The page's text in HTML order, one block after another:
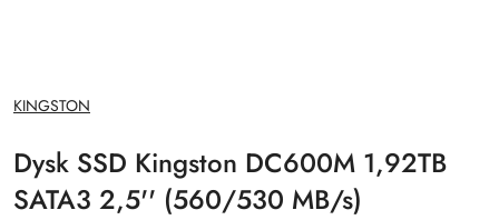
NAZWA
PRODUCENTA:
KINGSTON
Dysk SSD Kingston DC600M 1,92TB
SATA3 2,5'' (560/530 MB/s)